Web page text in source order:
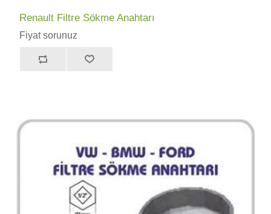
Renault Filtre Sökme Anahtarı
Fiyat sorunuz